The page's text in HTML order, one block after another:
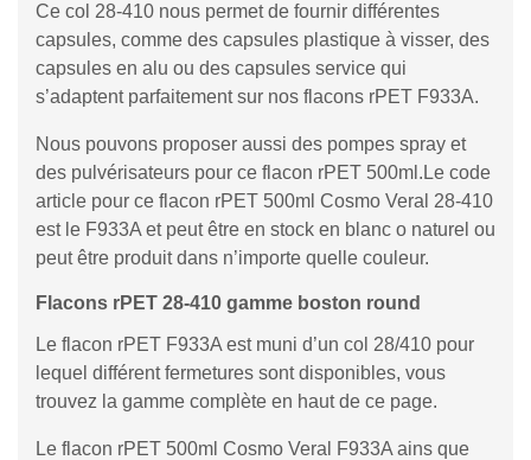
Ce col 28-410 nous permet de fournir différentes
capsules, comme des capsules plastique à visser, des
capsules en alu ou des capsules service qui
s’adaptent parfaitement sur nos flacons rPET F933A.
Nous pouvons proposer aussi des pompes spray et
des pulvérisateurs pour ce flacon rPET 500ml.Le code
article pour ce flacon rPET 500ml Cosmo Veral 28-410
est le F933A et peut être en stock en blanc o naturel ou
peut être produit dans n’importe quelle couleur.
Flacons rPET 28-410 gamme boston round
Le flacon rPET F933A est muni d’un col 28/410 pour
lequel différent fermetures sont disponibles, vous
trouvez la gamme complète en haut de ce page.
Le flacon rPET 500ml Cosmo Veral F933A ains que